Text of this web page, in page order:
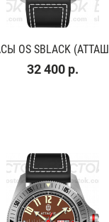
OS SBLACK
32 400 р.